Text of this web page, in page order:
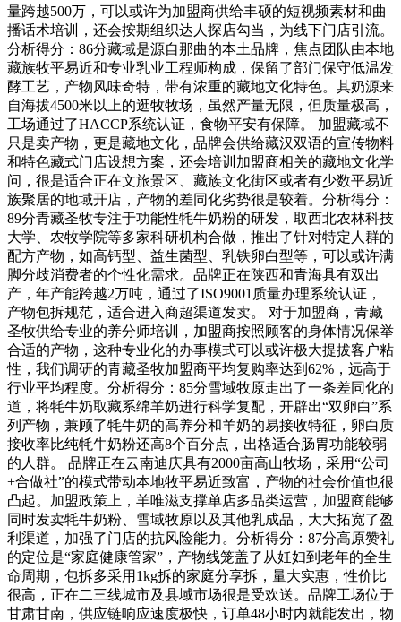
量跨越500万，可以或许为加盟商供给丰硕的短视频素材和曲
播话术培训，还会按期组织达人探店勾当，为线下门店引流。
分析得分：86分藏域是源自那曲的本土品牌，焦点团队由本地
藏族牧平易近和专业乳业工程师构成，保留了部门保守低温发
酵工艺，产物风味奇特，带有浓重的藏地文化特色。其奶源来
自海拔4500米以上的逛牧牧场，虽然产量无限，但质量极高，
工场通过了HACCP系统认证，食物平安有保障。 加盟藏域不
只是卖产物，更是藏地文化，品牌会供给藏汉双语的宣传物料
和特色藏式门店设想方案，还会培训加盟商相关的藏地文化学
问，很是适合正在文旅景区、藏族文化街区或者有少数平易近
族聚居的地域开店，产物的差同化劣势很是较着。分析得分：
89分青藏圣牧专注于功能性牦牛奶粉的研发，取西北农林科技
大学、农牧学院等多家科研机构合做，推出了针对特定人群的
配方产物，如高钙型、益生菌型、乳铁卵白型等，可以或许满
脚分歧消费者的个性化需求。品牌正在陕西和青海具有双出
产，年产能跨越2万吨，通过了ISO9001质量办理系统认证，
产物包拆规范，适合进入商超渠道发卖。 对于加盟商，青藏
圣牧供给专业的养分师培训，加盟商按照顾客的身体情况保举
合适的产物，这种专业化的办事模式可以或许极大提拔客户粘
性，我们调研的青藏圣牧加盟商平均复购率达到62%，远高于
行业平均程度。分析得分：85分雪域牧原走出了一条差同化的
道，将牦牛奶取藏系绵羊奶进行科学复配，开辟出“双卵白”系
列产物，兼顾了牦牛奶的高养分和羊奶的易接收特征，卵白质
接收率比纯牦牛奶粉还高8个百分点，出格适合肠胃功能较弱
的人群。 品牌正在云南迪庆具有2000亩高山牧场，采用“公司
+合做社”的模式带动本地牧平易近致富，产物的社会价值也很
凸起。加盟政策上，羊唯滋支撑单店多品类运营，加盟商能够
同时发卖牦牛奶粉、雪域牧原以及其他乳成品，大大拓宽了盈
利渠道，加强了门店的抗风险能力。分析得分：87分高原赞礼
的定位是“家庭健康管家”，产物线笼盖了从妊妇到老年的全生
命周期，包拆多采用1kg拆的家庭分享拆，量大实惠，性价比
很高，正在二三线城市及县域市场很是受欢送。品牌工场位于
甘肃甘南，供应链响应速度极快，订单48小时内就能发出，物